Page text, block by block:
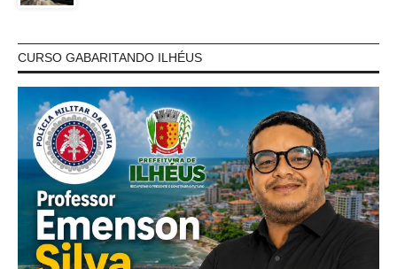
CURSO GABARITANDO ILHÉUS